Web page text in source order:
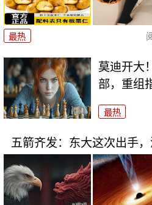
最热
莫迪开大
部，重组
最热
五箭齐发：东大这次出手